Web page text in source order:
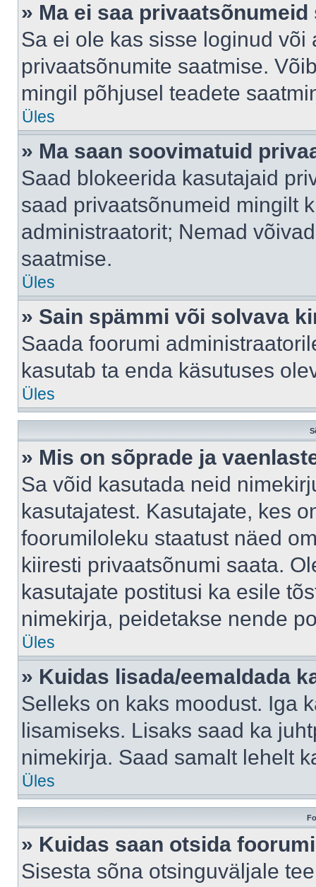
» Ma ei saa privaatsõnumeid
Sa ei ole kas sisse loginud
privaatsõnumite saatmise.
mingil põhjusel teadete
Üles
» Ma saan soovimatuid
Saad blokeerida kasutajaid
saad privaatsõnumeid mingilt
administraatorit; Nemad
saatmise.
Üles
» Sain spämmi või solvava
Saada foorumi
kasutab ta enda käsutuses
Üles
» Mis on sõprade ja
Sa võid kasutada neid
kasutajatest. Kasutajate, kes
foorumiloleku staatust näed
kiiresti privaatsõnumi saata.
kasutajate postitusi ka esile
nimekirja, peidetakse nende
Üles
» Kuidas lisada/eemaldada
Selleks on kaks moodust. Iga
lisamiseks. Lisaks saad ka
nimekirja. Saad samalt lehelt
Üles
» Kuidas saan otsida
Sisesta sõna otsinguväljale